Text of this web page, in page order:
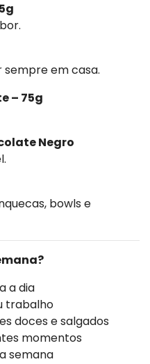
em casa.
– 75g
Negro
bowls e
a dia
trabalho
doces e salgados
momentos
semana